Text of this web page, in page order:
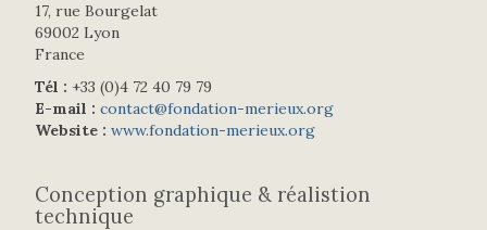
17, rue Bourgelat
69002 Lyon
France
Tél : +33 (0)4 72 40 79 79
E-mail : contact@fondation-merieux.org
Website : www.fondation-merieux.org
Conception graphique & réalistion
technique